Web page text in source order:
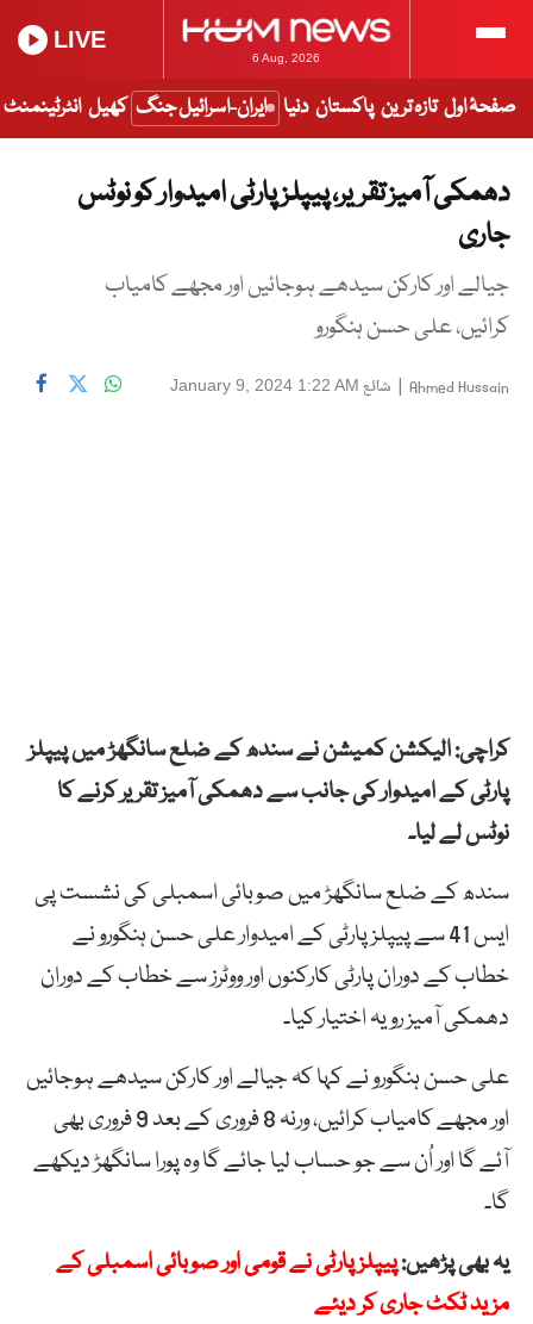
6 Aug, 2026
LIVE
صفحۂ اول تازہ ترین پاکستان دنیا ایران-اسرائیل جنگ کھیل انٹرٹینمنٹ
دھمکی آمیز تقریر، پیپلز پارٹی امیدوار کو نوٹس
جاری
جیالے اور کارکن سیدھے ہوجائیں اور مجھے کامیاب
کرائیں، علی حسن ہنگورو
Ahmed Hussain
| شائع January 9, 2024 1:22 AM
کراچی: الیکشن کمیشن نے سندھ کے ضلع سانگھڑ میں پیپلز
پارٹی کے امیدوار کی جانب سے دھمکی آمیز تقریر کرنے کا
نوٹس لے لیا۔
سندھ کے ضلع سانگھڑ میں صوبائی اسمبلی کی نشست پی
ایس 41 سے پیپلز پارٹی کے امیدوار علی حسن ہنگورو نے
خطاب کے دوران پارٹی کارکنوں اور ووٹرز سے خطاب کے دوران
دھمکی آمیز رویہ اختیار کیا۔
علی حسن ہنگورو نے کہا کہ جیالے اور کارکن سیدھے ہوجائیں
اور مجھے کامیاب کرائیں، ورنہ 8 فروری کے بعد 9 فروری بھی
آئے گا اور اُن سے جو حساب لیا جائے گا وہ پورا سانگھڑ دیکھے
گا۔
یہ بھی پڑھیں:پیپلز پارٹی نے قومی اور صوبائی اسمبلی کے
مزید ٹکٹ جاری کر دیئے